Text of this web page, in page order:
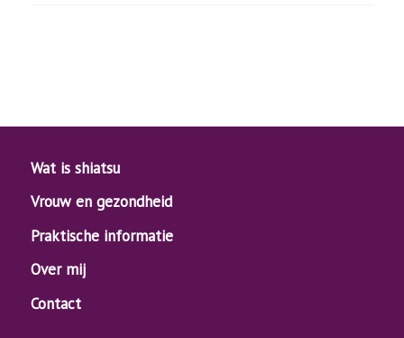
Wat is shiatsu
Vrouw en gezondheid
Praktische informatie
Over mij
Contact